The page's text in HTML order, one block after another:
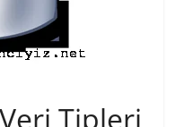
Tipleri